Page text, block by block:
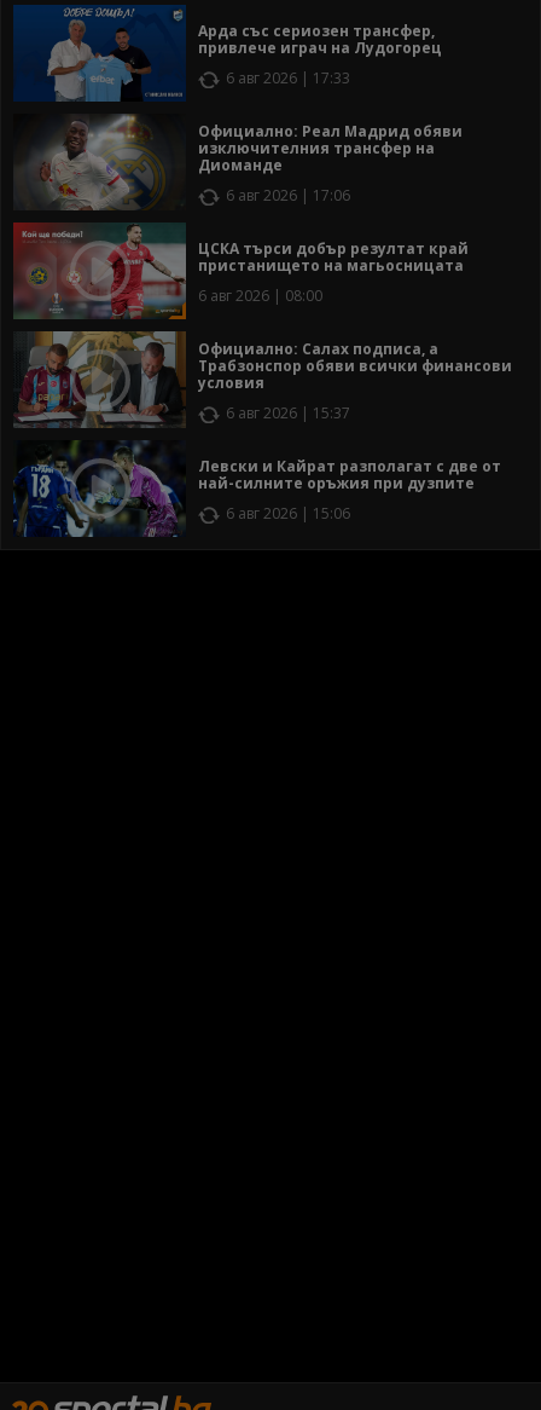
Арда със сериозен трансфер,
привлече играч на Лудогорец
6 авг 2026 | 17:33
Официално: Реал Мадрид обяви
изключителния трансфер на
Диоманде
6 авг 2026 | 17:06
ЦСКА търси добър резултат край
пристанището на магьосницата
6 авг 2026 | 08:00
Официално: Салах подписа, а
Трабзонспор обяви всички финансови
условия
6 авг 2026 | 15:37
Левски и Кайрат разполагат с две от
най-силните оръжия при дузпите
6 авг 2026 | 15:06